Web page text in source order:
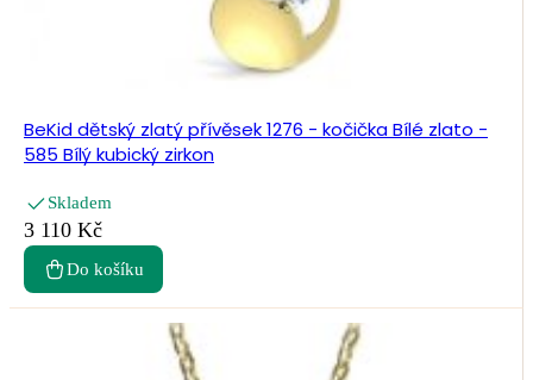
BeKid dětský zlatý přívěsek 1276 - kočička Bílé zlato -
585 Bílý kubický zirkon
Skladem
3 110 Kč
Do košíku